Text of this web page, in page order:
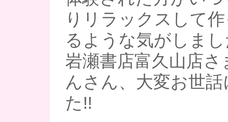
りリラックスして
るような気がしまし
岩瀬書店富久山店
んさん、大変お世
た!!